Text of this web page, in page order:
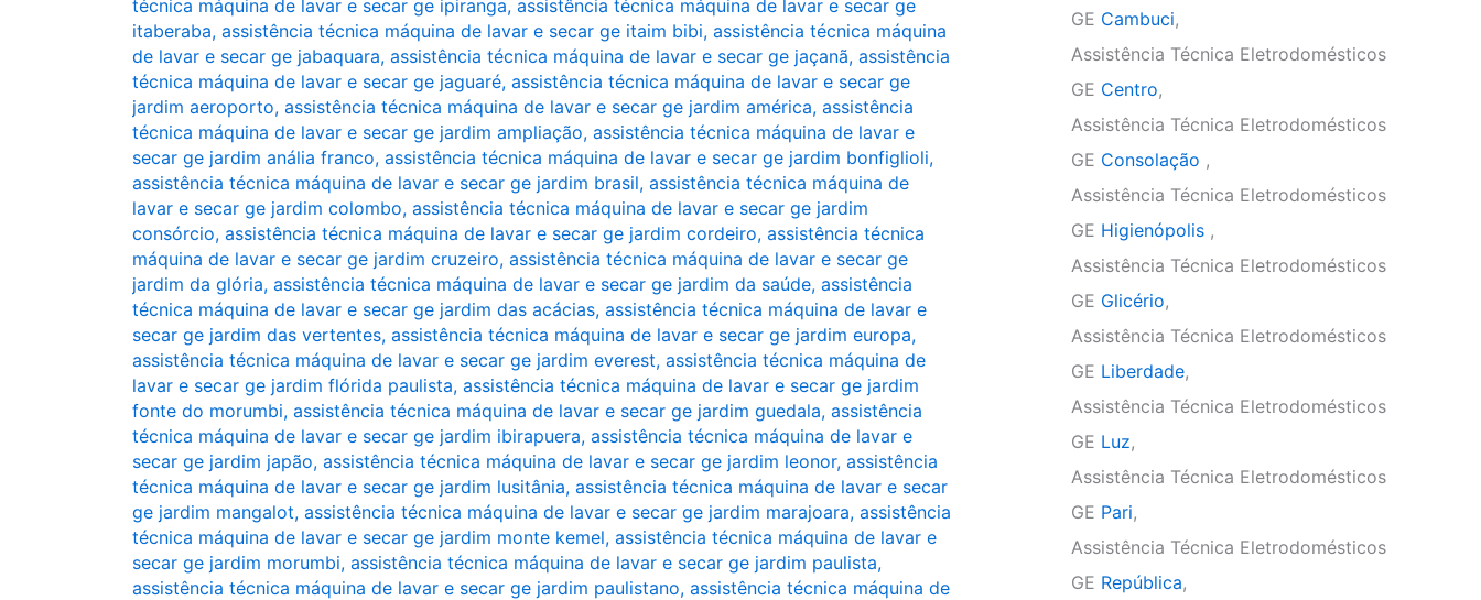
técnica máquina de lavar e secar ge ipiranga, assistência técnica máquina de lavar e secar ge
itaberaba, assistência técnica máquina de lavar e secar ge itaim bibi, assistência técnica máquina
de lavar e secar ge jabaquara, assistência técnica máquina de lavar e secar ge jaçanã, assistência
técnica máquina de lavar e secar ge jaguaré, assistência técnica máquina de lavar e secar ge
jardim aeroporto, assistência técnica máquina de lavar e secar ge jardim américa, assistência
técnica máquina de lavar e secar ge jardim ampliação, assistência técnica máquina de lavar e
secar ge jardim anália franco, assistência técnica máquina de lavar e secar ge jardim bonfiglioli,
assistência técnica máquina de lavar e secar ge jardim brasil, assistência técnica máquina de
lavar e secar ge jardim colombo, assistência técnica máquina de lavar e secar ge jardim
consórcio, assistência técnica máquina de lavar e secar ge jardim cordeiro, assistência técnica
máquina de lavar e secar ge jardim cruzeiro, assistência técnica máquina de lavar e secar ge
jardim da glória, assistência técnica máquina de lavar e secar ge jardim da saúde, assistência
técnica máquina de lavar e secar ge jardim das acácias, assistência técnica máquina de lavar e
secar ge jardim das vertentes, assistência técnica máquina de lavar e secar ge jardim europa,
assistência técnica máquina de lavar e secar ge jardim everest, assistência técnica máquina de
lavar e secar ge jardim flórida paulista, assistência técnica máquina de lavar e secar ge jardim
fonte do morumbi, assistência técnica máquina de lavar e secar ge jardim guedala, assistência
técnica máquina de lavar e secar ge jardim ibirapuera, assistência técnica máquina de lavar e
secar ge jardim japão, assistência técnica máquina de lavar e secar ge jardim leonor, assistência
técnica máquina de lavar e secar ge jardim lusitânia, assistência técnica máquina de lavar e secar
ge jardim mangalot, assistência técnica máquina de lavar e secar ge jardim marajoara, assistência
técnica máquina de lavar e secar ge jardim monte kemel, assistência técnica máquina de lavar e
secar ge jardim morumbi, assistência técnica máquina de lavar e secar ge jardim paulista,
assistência técnica máquina de lavar e secar ge jardim paulistano, assistência técnica máquina de
GE Cambuci,
Assistência Técnica Eletrodomésticos
GE Centro,
Assistência Técnica Eletrodomésticos
GE Consolação ,
Assistência Técnica Eletrodomésticos
GE Higienópolis ,
Assistência Técnica Eletrodomésticos
GE Glicério,
Assistência Técnica Eletrodomésticos
GE Liberdade,
Assistência Técnica Eletrodomésticos
GE Luz,
Assistência Técnica Eletrodomésticos
GE Pari,
Assistência Técnica Eletrodomésticos
GE República,